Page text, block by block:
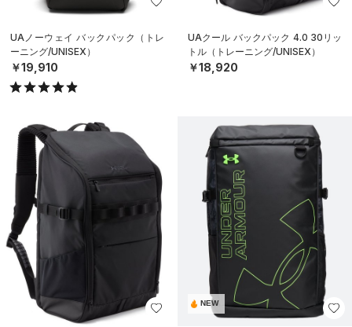
UAノーウェイ バックパック（トレ
ーニング/UNISEX）
￥19,910
UAクール バックパック 4.0 30リッ
トル（トレーニング/UNISEX）
￥18,920
NEW